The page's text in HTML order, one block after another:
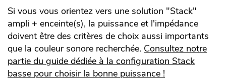
Si vous vous orientez vers une solution "Stack"
ampli + enceinte(s), la puissance et l'impédance
doivent être des critères de choix aussi importants
que la couleur sonore recherchée. Consultez notre
partie du guide dédiée à la configuration Stack
basse pour choisir la bonne puissance !